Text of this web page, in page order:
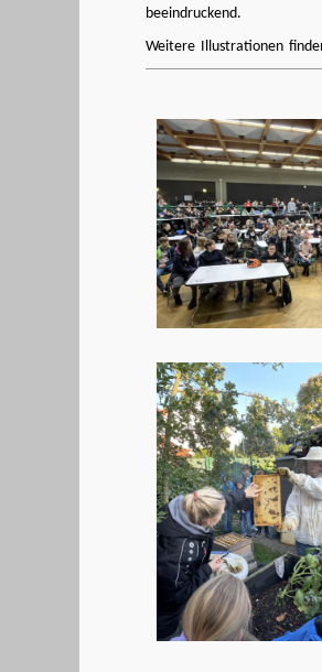
beeindruckend.
Weitere Illustrationen